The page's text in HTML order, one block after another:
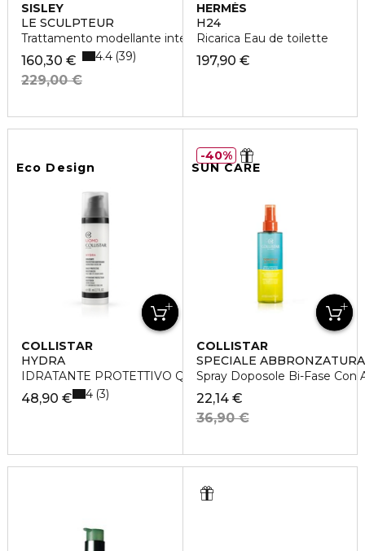
SISLEY
LE SCULPTEUR
Trattamento modellante intensivo
160,30 €
229,00 €
4.4 39
HERMÈS
H24
Ricarica Eau de toilette
197,90 €
Eco Design
COLLISTAR
HYDRA
IDRATANTE PROTETTIVO QUOTIDIANO
48,90 € 4 3
SUN CARE
COLLISTAR
SPECIALE
Spray Doposole Bi-Fase Con
22,14 €
36,90 €
40%